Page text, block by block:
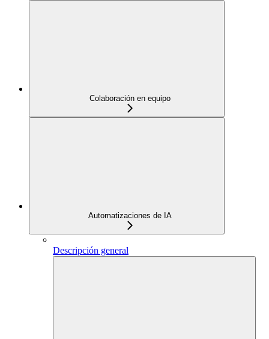
Colaboración en equipo
Automatizaciones de IA
Descripción general